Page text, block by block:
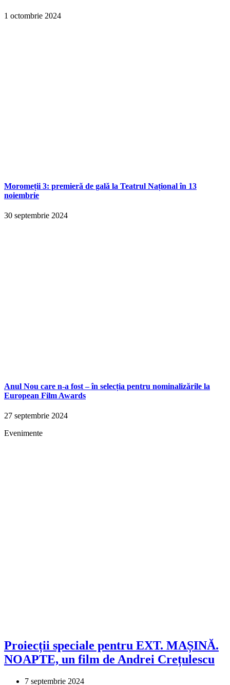
1 octombrie 2024
Moromeții 3: premieră de gală la Teatrul Național în 13
noiembrie
30 septembrie 2024
Anul Nou care n-a fost – în selecția pentru nominalizările la
European Film Awards
27 septembrie 2024
Evenimente
Proiecții speciale pentru EXT. MAȘINĂ.
NOAPTE, un film de Andrei Crețulescu
7 septembrie 2024